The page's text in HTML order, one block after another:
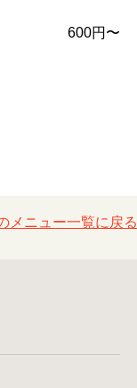
600円〜
メニュー一覧に戻る